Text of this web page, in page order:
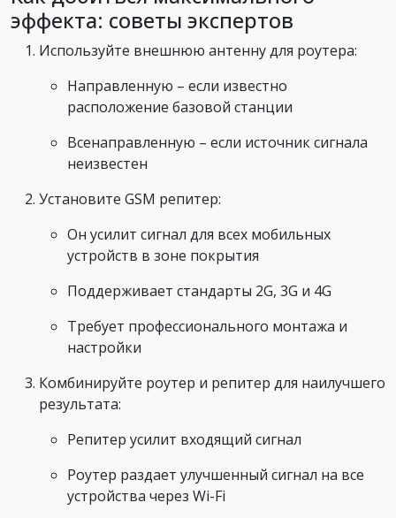
эффекта: советы экспертов
Используйте внешнюю антенну для роутера:
Направленную – если известно
расположение базовой станции
Всенаправленную – если источник сигнала
неизвестен
Установите GSM репитер:
Он усилит сигнал для всех мобильных
устройств в зоне покрытия
Поддерживает стандарты 2G, 3G и 4G
Требует профессионального монтажа и
настройки
Комбинируйте роутер и репитер для наилучшего
результата:
Репитер усилит входящий сигнал
Роутер раздает улучшенный сигнал на все
устройства через Wi-Fi